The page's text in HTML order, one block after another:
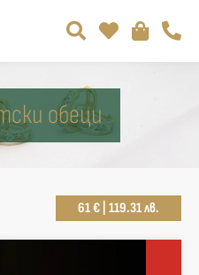
обеци
61 € | 119.31 лв.